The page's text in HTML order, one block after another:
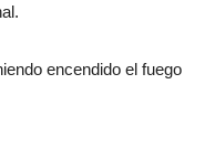
encendido el fuego